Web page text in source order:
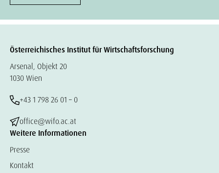
Österreichisches Institut für Wirtschaftsforschung
Arsenal, Objekt 20
1030 Wien
+43 1 798 26 01 – 0
office@wifo.ac.at
Weitere Informationen
Presse
Kontakt